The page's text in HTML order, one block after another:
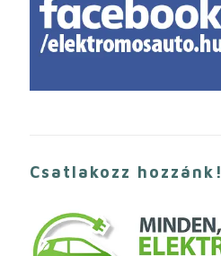
Csatlakozz hozzánk!